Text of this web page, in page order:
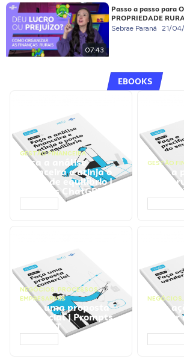
07:43
Passo a passo para
PROPRIEDADE
Sebrae Paraná 21/
EBOOKS
GESTÃO FINANCEIRA
Faça a análise
financeira e atinja o
ponto de equilíbrio |
Prompts ChatGPT
GESTÃO
Faça
seu
NEGÓCIOS, PROCESSOS
EMPRESARIAIS
Faça uma proposta
comercial | Prompts
ChatGPT
NEGÓCIOS,
Faça